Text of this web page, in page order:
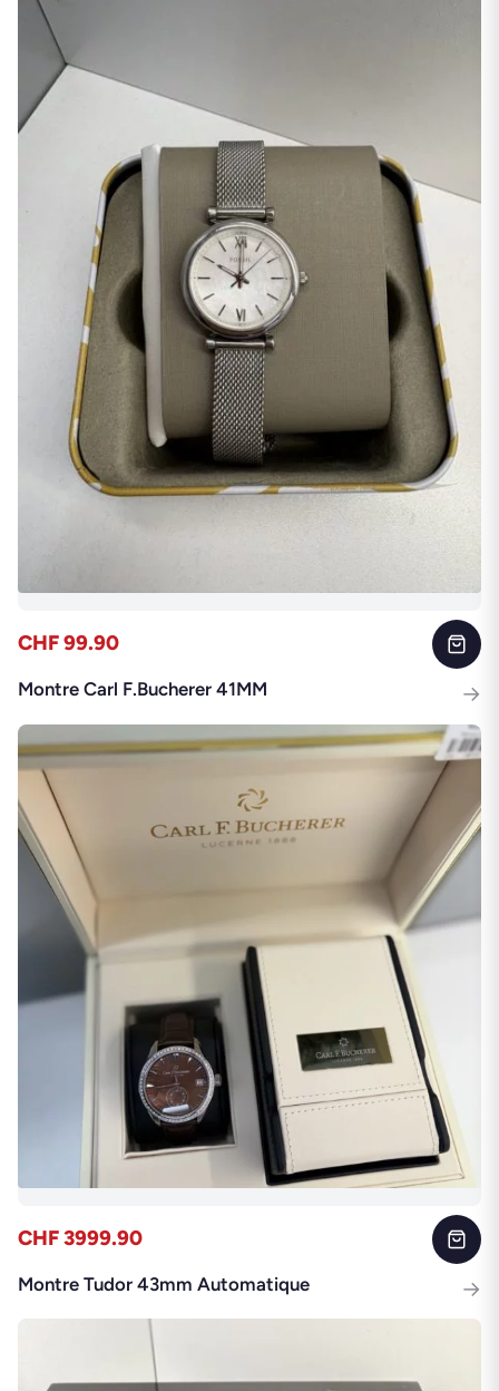
CHF 99.90
Montre Carl F.Bucherer 41MM →
CHF 3999.90
Montre Tudor 43mm Automatique →